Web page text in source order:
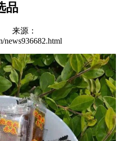
品
来源：
news936682.html